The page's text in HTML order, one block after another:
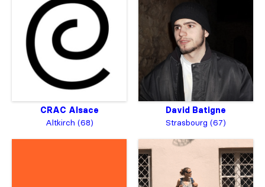
CRAC Alsace
Altkirch (68)
David Batigne
Strasbourg (67)